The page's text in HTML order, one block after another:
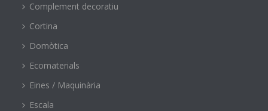
Complement decoratiu
Cortina
Domòtica
Ecomaterials
Eines / Maquinària
Escala